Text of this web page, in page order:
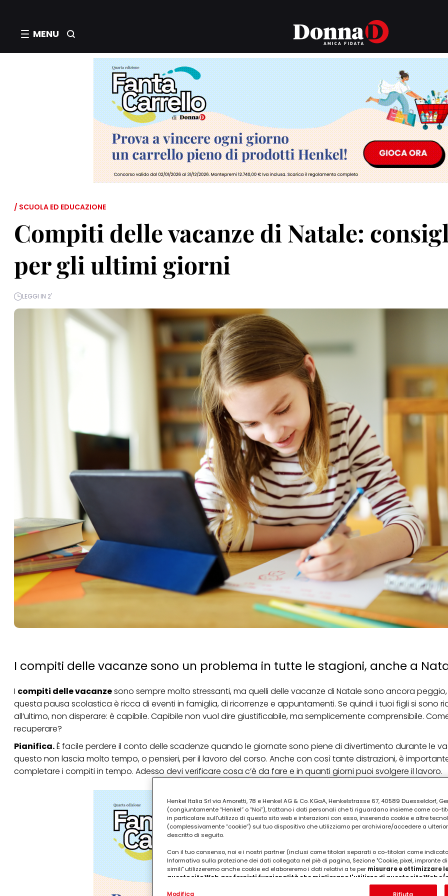
MENU
/ SCUOLA ED EDUCAZIONE
Compiti delle vacanze di Natale:
per gli ultimi giorni
LEGGI IN 2'
I compiti delle vacanze sono un problema in tutte le stagioni, anche a
I compiti delle vacanzesono sempre molto stressanti, ma quelli delle vacanze di Natale sono ancora
questa pausa scolastica è ricca di eventi in famiglia, di ricorrenze e appuntamenti. Se quindi i tuoi figli si sono
all’ultimo, non disperare: è capibile. Capibile non vuol dire giustificabile, ma semplicemente comprensibile.
recuperare?
Pianifica.È facile perdere il conto delle scadenze quando le giornate sono piene di divertimento durante le
questo non lascia molto tempo, o pensieri, per il lavoro del corso. Anche con così tante distrazioni, è
completare i compiti in tempo. Adesso devi verificare cosa c’è da fare e in quanti giorni puoi svolgere il lavoro.
Henkel Italia Srl via Amoretti, 78 e Henkel AG & Co. KGaA, Henkelstrasse 67, 40589 Duesseldorf,
(congiuntamente “Henkel” o “Noi”), trattano i dati personali che ti riguardano insieme come co-
in particolare sull'utilizzo di questo sito web e interazioni con esso, inserendo cookie e altre
(complessivamente “cookie”) sul tuo dispositivo che utilizziamo per archiviare/accedere a
descritto di seguito.
Con il tuo consenso, noi e i nostri partner (inclusi come titolari separati o co-titolari come
Informativa sulla protezione dei dati collegata nel piè di pagina, Sezione "Cookie, pixel, impronte
simili" utilizzeremo anche cookie ed elaboreremo i dati relativi a te per misurare e ottimizzare
questo sito Web, per fornirti funzionalità che migliorano l'utilizzo di questo sito Web e/
. Analizzeremo il tuo utilizzo di questo sito Web e le tue interazioni commerciali
Modifica